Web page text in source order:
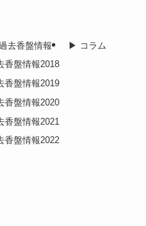
去香盤情報
香盤情報2018
香盤情報2019
香盤情報2020
香盤情報2021
香盤情報2022
▶︎ コラム